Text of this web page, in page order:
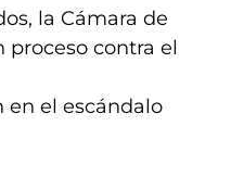
la Cámara de
proceso contra el
en el escándalo